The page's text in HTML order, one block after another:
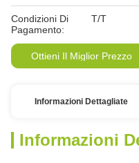
Condizioni Di
Pagamento:
T/T
Ottieni Il Miglior Prezzo
Informazioni Dettagliate
Informazioni